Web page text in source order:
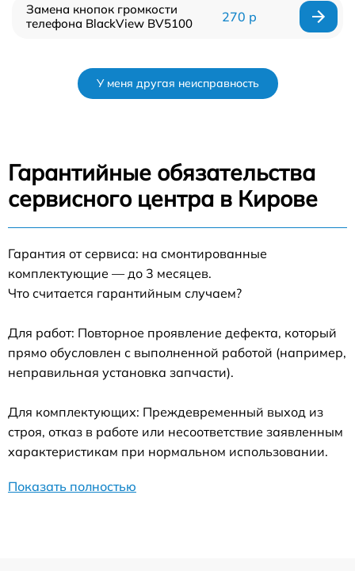
Замена кнопок громкости
телефона BlackView BV5100
270 р
У меня другая неисправность
Гарантийные обязательства
сервисного центра в Кирове
Гарантия от сервиса: на смонтированные
комплектующие — до 3 месяцев.
Что считается гарантийным случаем?
Для работ: Повторное проявление дефекта, который
прямо обусловлен с выполненной работой (например,
неправильная установка запчасти).
Для комплектующих: Преждевременный выход из
строя, отказ в работе или несоответствие заявленным
характеристикам при нормальном использовании.
Показать полностью